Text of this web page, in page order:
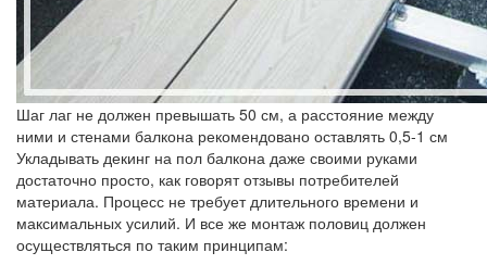
Шаг лаг не должен превышать 50 см, а расстояние между
ними и стенами балкона рекомендовано оставлять 0,5-1 см
Укладывать декинг на пол балкона даже своими руками
достаточно просто, как говорят отзывы потребителей
материала. Процесс не требует длительного времени и
максимальных усилий. И все же монтаж половиц должен
осуществляться по таким принципам: